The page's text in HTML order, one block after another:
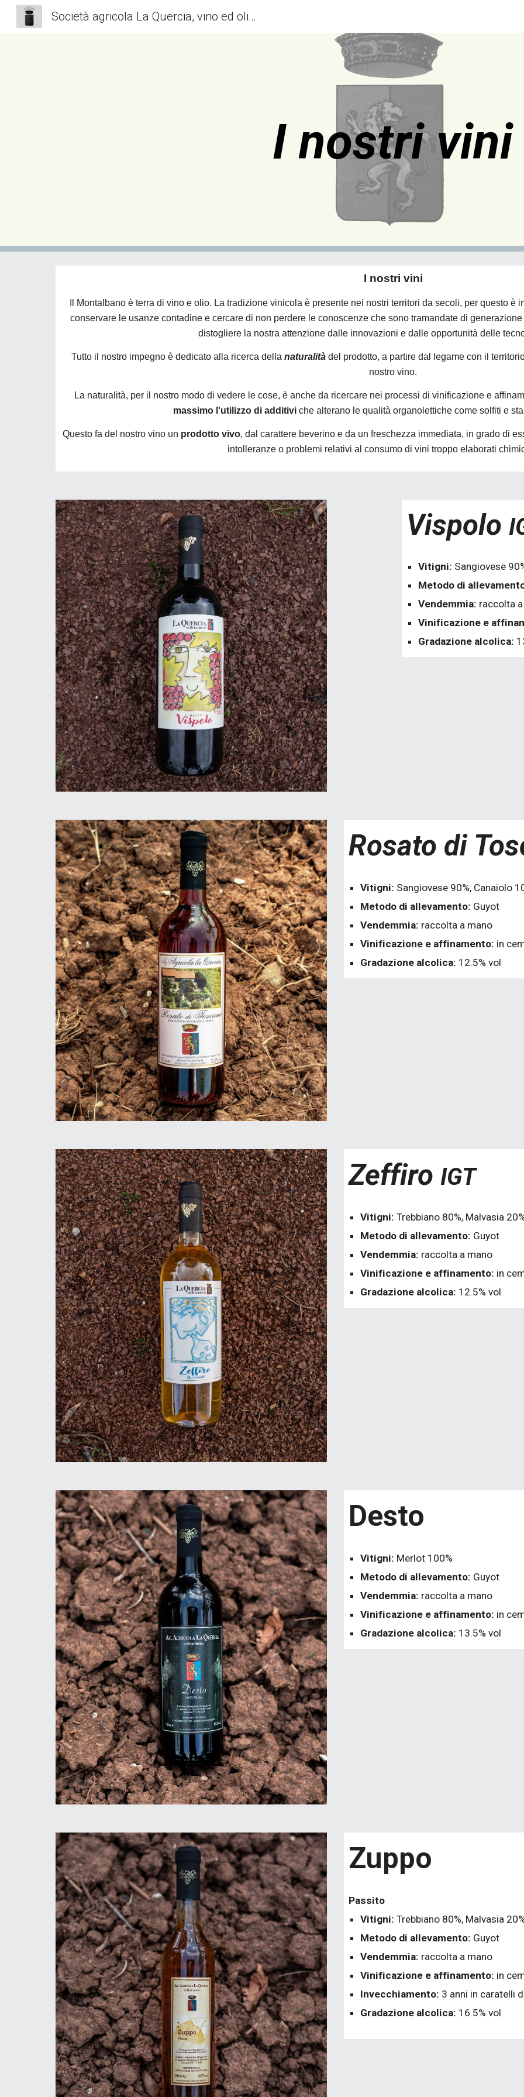
Skip to main content
Società agricola La Quercia, vino ed olio senza conservanti
I nostri vini
I nostri vini
Il Montalbano è terra di vino e olio. La tradizione vinicola è presente nei nostri territori da secoli, per questo è
conservare le usanze contadine e cercare di non perdere le conoscenze che sono tramandate di
distogliere la nostra attenzione dalle innovazioni e dalle opportunità delle
Tutto il nostro impegno è dedicato alla ricerca della naturalità del prodotto, a partire dal legame con il
nostro vino.
La naturalità, per il nostro modo di vedere le cose, è anche da ricercare nei processi di vinificazione e
massimo l'utilizzo di additivi che alterano le qualità organolettiche come solfiti e
Questo fa del nostro vino un prodotto vivo, dal carattere beverino e da un freschezza immediata, in grado di
intolleranze o problemi relativi al consumo di vini troppo elaborati
Vispolo
Vitigni: Sangiovese
Metodo di
Vendemmia: raccolta
Vinificazione e
Gradazione alcolica:
Rosato di
Vitigni: Sangiovese 90%, Canaiolo
Metodo di allevamento: Guyot
Vendemmia: raccolta a mano
Vinificazione e affinamento: in
Gradazione alcolica: 12.5% vol
ZeffiroIGT
Vitigni:Trebbiano 80%, Malvasia
Metodo di allevamento: Guyot
Vendemmia: raccolta a mano
Vinificazione e affinamento: in
Gradazione alcolica: 12.5% vol
Desto
Vitigni: Merlot 100%
Metodo di allevamento: Guyot
Vendemmia: raccolta a mano
Vinificazione e affinamento: in
Gradazione alcolica: 13.5% vol
Zuppo
Passito
Vitigni:Trebbiano 80%, Malvasia
Metodo di allevamento: Guyot
Vendemmia: raccolta a mano
Vinificazione e affinamento: in
Invecchiamento: 3 anni in caratelli
Gradazione alcolica: 16.5% vol